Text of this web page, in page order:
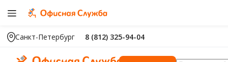
Санкт-Петербург 8 (812) 325-94-04